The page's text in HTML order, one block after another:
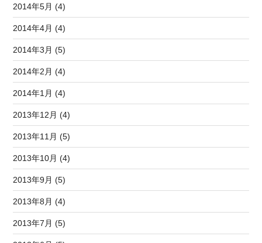
2014年5月 (4)
2014年4月 (4)
2014年3月 (5)
2014年2月 (4)
2014年1月 (4)
2013年12月 (4)
2013年11月 (5)
2013年10月 (4)
2013年9月 (5)
2013年8月 (4)
2013年7月 (5)